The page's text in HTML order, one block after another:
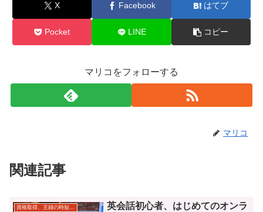
X Facebook はてブ
Pocket LINE コピー
マリコをフォローする
マリコ
関連記事
資格取得、主婦の時短勉強
英会話初心者、はじめてのオンラ